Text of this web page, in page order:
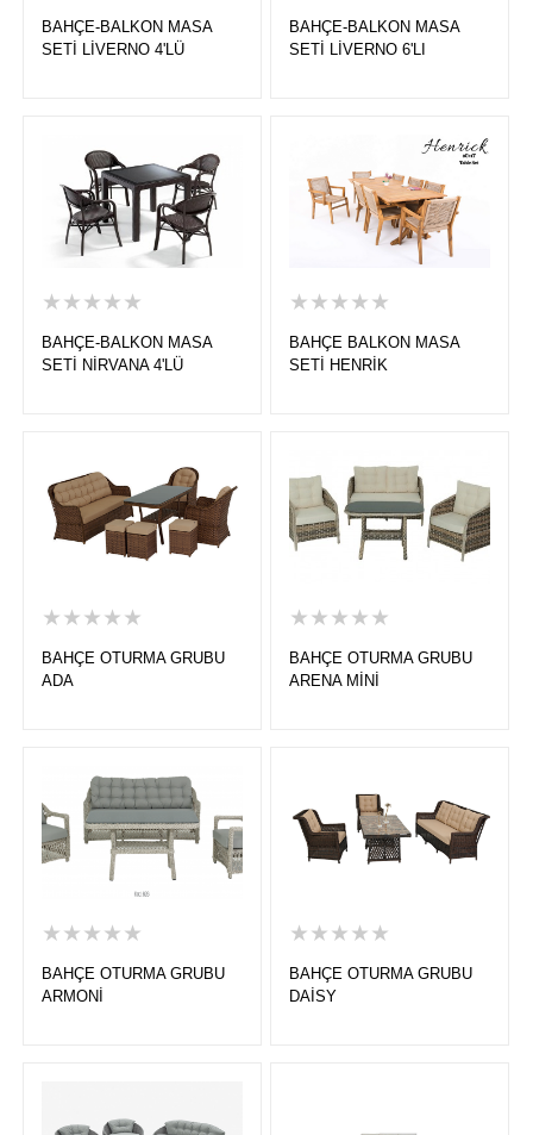
BAHÇE-BALKON MASA
SETİ LİVERNO 4'LÜ
BAHÇE-BALKON MASA
SETİ LİVERNO 6'LI
★★★★★
BAHÇE-BALKON MASA
SETİ NİRVANA 4'LÜ
★★★★★
BAHÇE BALKON MASA
SETİ HENRİK
★★★★★
BAHÇE OTURMA GRUBU
ADA
★★★★★
BAHÇE OTURMA GRUBU
ARENA MİNİ
★★★★★
BAHÇE OTURMA GRUBU
ARMONİ
★★★★★
BAHÇE OTURMA GRUBU
DAİSY